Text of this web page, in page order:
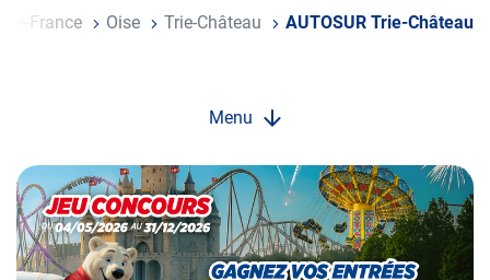
France Oise Trie-Château AUTOSUR Trie-Château
Menu
Opération
spéciale
Mai
-
Décembre